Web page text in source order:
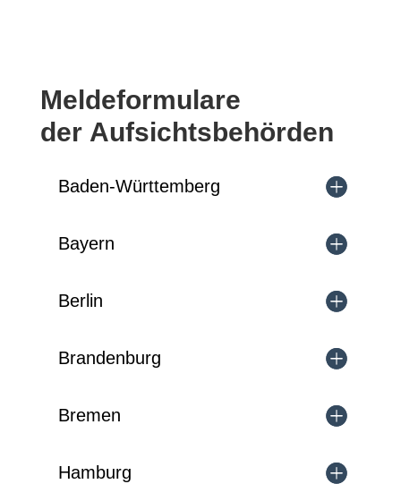
Meldeformulare
der Aufsichtsbehörden
Baden-Württemberg
Bayern
Berlin
Brandenburg
Bremen
Hamburg